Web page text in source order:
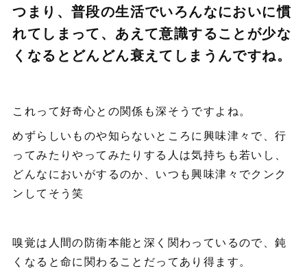
つまり、普段の生活でいろんなにおいに慣
れてしまって、あえて意識することが少な
くなるとどんどん衰えてしまうんですね。
これって好奇心との関係も深そうですよね。
めずらしいものや知らないところに興味津々で、行
ってみたりやってみたりする人は気持ちも若いし、
どんなにおいがするのか、いつも興味津々でクンク
ンしてそう笑
嗅覚は人間の防衛本能と深く関わっているので、鈍
くなると命に関わることだってあり得ます。